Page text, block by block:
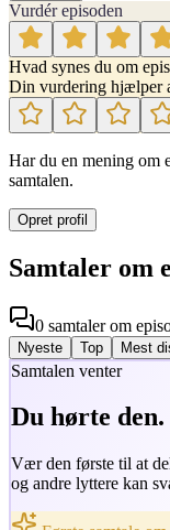
Vurdér episoden
Hvad synes du om
Din vurdering hjælper
Har du en mening om
samtalen.
Opret profil
Samtaler om
0 samtalerom
Nyeste Top Mest
Samtalen venter
Du hørte
Vær den første til at
og andre lyttere kan